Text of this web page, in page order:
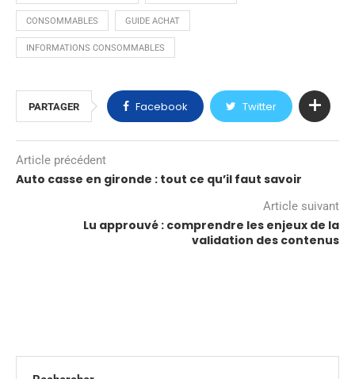
CONSOMMABLES GUIDE ACHAT
INFORMATIONS CONSOMMABLES
PARTAGER Facebook Twitter
Article précédent
Auto casse en gironde : tout ce qu’il faut savoir
Article suivant
Lu approuvé : comprendre les enjeux de la
validation des contenus